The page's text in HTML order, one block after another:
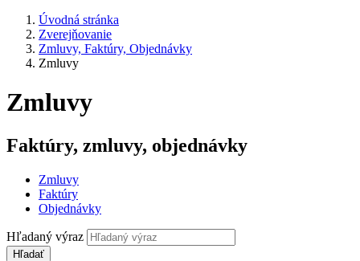
Úvodná stránka
Zverejňovanie
Zmluvy, Faktúry, Objednávky
Zmluvy
Zmluvy
Faktúry, zmluvy, objednávky
Zmluvy
Faktúry
Objednávky
Hľadaný výraz
Hľadať